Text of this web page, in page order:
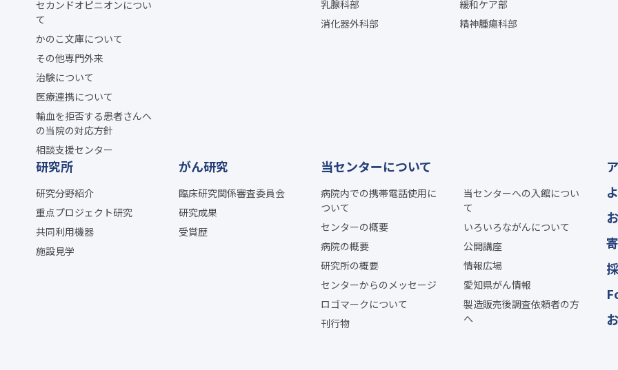
セカンドオピニオンについ
て
かのこ文庫について
その他専門外来
治験について
医療連携について
輸血を拒否する患者さんへ
の当院の対応方針
相談支援センター
乳腺科部
消化器外科部
緩和ケア部
精神腫瘍科部
研究所
研究分野紹介
重点プロジェクト研究
共同利用機器
施設見学
がん研究
臨床研究関係審査委員会
研究成果
受賞歴
当センターについて
病院内での携帯電話使用に
ついて
センターの概要
病院の概要
研究所の概要
センターからのメッセージ
ロゴマークについて
刊行物
当センターへの入館につい
て
いろいろながんについて
公開講座
情報広場
愛知県がん情報
製造販売後調査依頼者の方
へ